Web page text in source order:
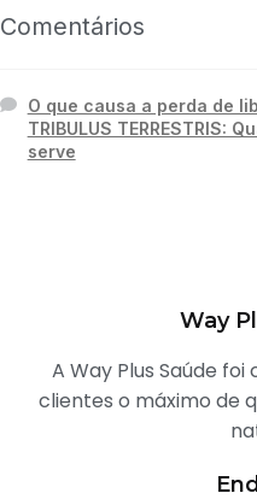
Comentários
O que causa a perda de
TRIBULUS TERRESTRIS:
serve
Way
A Way Plus Saúde
clientes o máximo de